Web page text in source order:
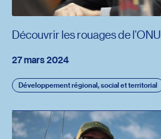
27 mars 2024
Développement régional, social et territorial
Découvrir les rouages de l’ONU